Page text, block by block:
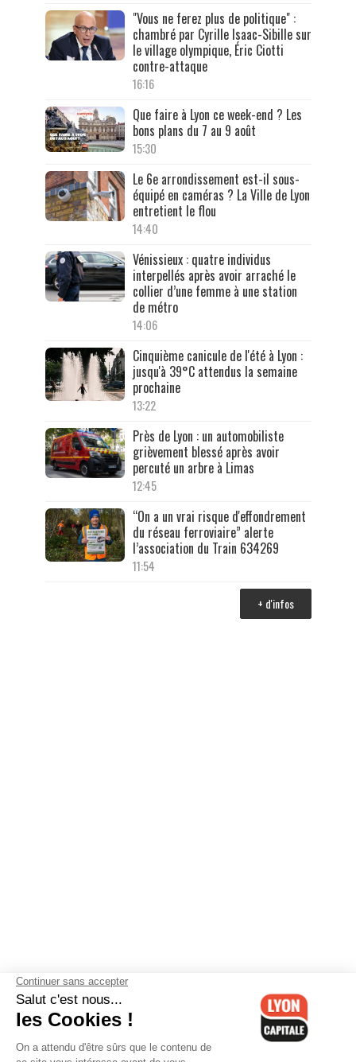
"Vous ne ferez plus de politique" :
chambré par Cyrille Isaac-Sibille sur
le village olympique, Éric Ciotti
contre-attaque
16:16
Que faire à Lyon ce week-end ? Les
bons plans du 7 au 9 août
15:30
Le 6e arrondissement est-il sous-
équipé en caméras ? La Ville de Lyon
entretient le flou
14:40
Vénissieux : quatre individus
interpellés après avoir arraché le
collier d’une femme à une station
de métro
14:06
Cinquième canicule de l'été à Lyon :
jusqu'à 39°C attendus la semaine
prochaine
13:22
Près de Lyon : un automobiliste
grièvement blessé après avoir
percuté un arbre à Limas
12:45
“On a un vrai risque d'effondrement
du réseau ferroviaire” alerte
l’association du Train 634269
11:54
+ d'infos